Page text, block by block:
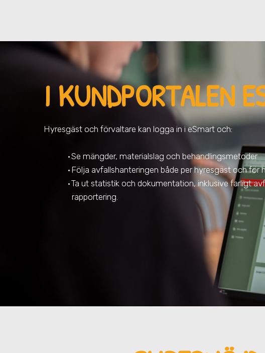
I KUNDPORTALEN
Hyresgäst och förvaltare kan logga in i eSmart och:
Se mängder, materialslag och behandlingsmetoder
Följa avfallshanteringen både per hyresgäst och för
Ta ut statistik och dokumentation, inklusive farligt
rapportering.